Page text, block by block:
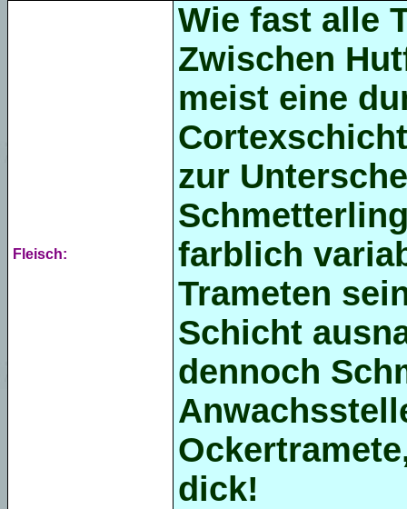
Fleisch:
Wie fast alle
Zwischen
meist eine
zur
farblich
Trameten
Schicht
dennoch
dick!